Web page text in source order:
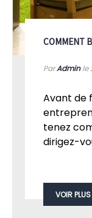
COMMENT
ParAdminle
Avant de
tenez
dirigez-
VOIR PLUS